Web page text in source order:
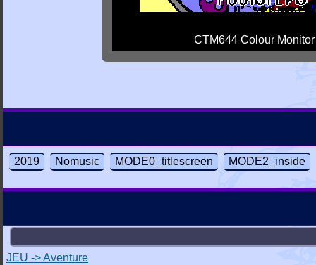
CTM644 Colour Monitor
2019 Nomusic MODE0_titlescreen MODE2_inside
JEU -> Aventure